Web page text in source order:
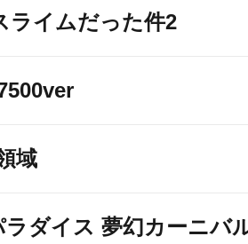
ライムだった件2
域
ダイス 夢幻カーニバ